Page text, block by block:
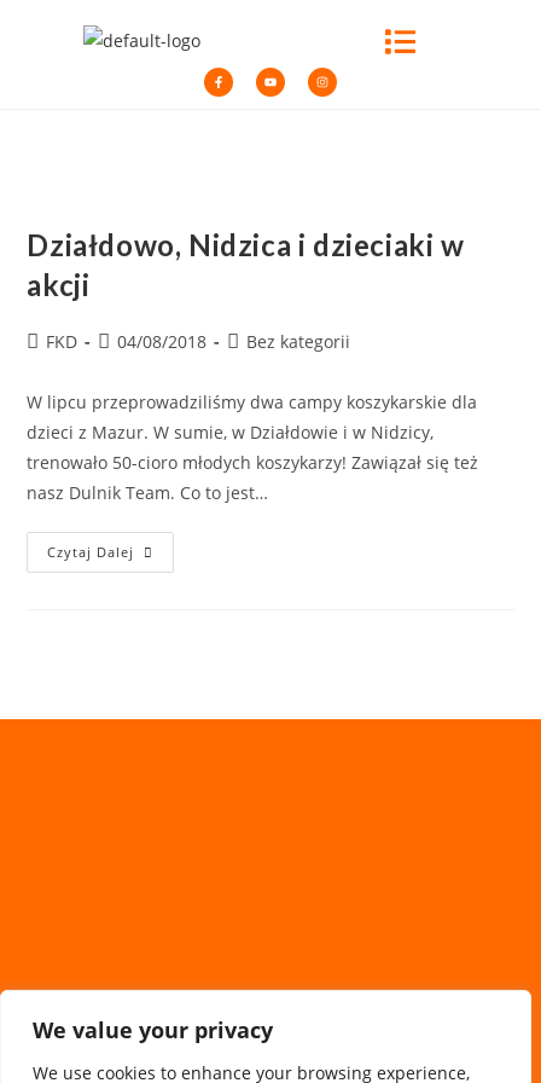
We value your privacy
We use cookies to enhance your browsing experience,
Działdowo, Nidzica i dzieciaki w
akcji
FKD 04/08/2018 Bez kategorii
W lipcu przeprowadziliśmy dwa campy koszykarskie dla
dzieci z Mazur. W sumie, w Działdowie i w Nidzicy,
trenowało 50-cioro młodych koszykarzy! Zawiązał się też
nasz Dulnik Team. Co to jest…
Czytaj Dalej